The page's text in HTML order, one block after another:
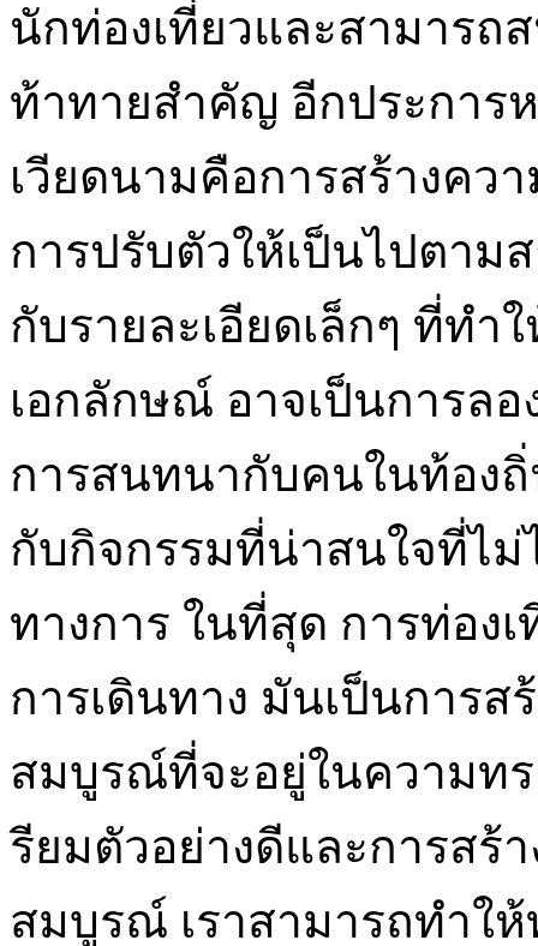
นักท่องเที่ยวและสามารถ
ท้าทายสำคัญ อีกประการ
เวียดนามคือการสร้างคว
การปรับตัวให้เป็นไปตา
กับรายละเอียดเล็กๆ ที่ท
เอกลักษณ์ อาจเป็นการล
การสนทนากับคนในท้อง
กับกิจกรรมที่น่าสนใจที่ไม่
ทางการ ในที่สุด การท่อง
การเดินทาง มันเป็นการ
สมบูรณ์ที่จะอยู่ในความทร
รียมตัวอย่างดีและการสร้
สมบูรณ์ เราสามารถทำให้